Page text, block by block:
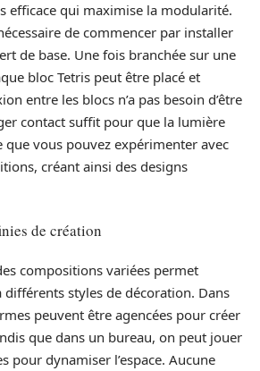
efficace qui maximise la modularité.
de commencer par installer
de base. Une fois branchée sur une
bloc Tetris peut être placé et
entre les blocs n’a pas besoin d’être
contact suffit pour que la lumière
que vous pouvez expérimenter avec
créant ainsi des designs
de création
compositions variées permet
différents styles de décoration. Dans
peuvent être agencées pour créer
que dans un bureau, on peut jouer
pour dynamiser l’espace. Aucune